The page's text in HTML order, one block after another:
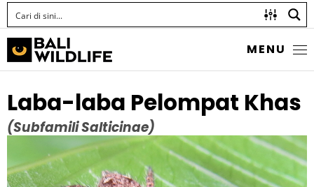
MENU
Laba-laba Pelompat Khas
(Subfamili Salticinae)